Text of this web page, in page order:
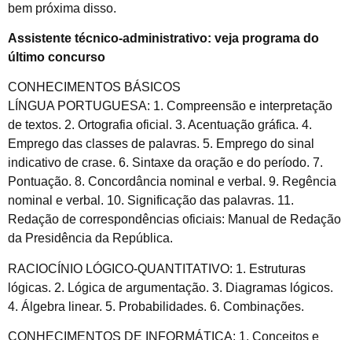
bem próxima disso.
Assistente técnico-administrativo: veja programa do
último concurso
CONHECIMENTOS BÁSICOS
LÍNGUA PORTUGUESA: 1. Compreensão e interpretação
de textos. 2. Ortografia oficial. 3. Acentuação gráfica. 4.
Emprego das classes de palavras. 5. Emprego do sinal
indicativo de crase. 6. Sintaxe da oração e do período. 7.
Pontuação. 8. Concordância nominal e verbal. 9. Regência
nominal e verbal. 10. Significação das palavras. 11.
Redação de correspondências oficiais: Manual de Redação
da Presidência da República.
RACIOCÍNIO LÓGICO-QUANTITATIVO: 1. Estruturas
lógicas. 2. Lógica de argumentação. 3. Diagramas lógicos.
4. Álgebra linear. 5. Probabilidades. 6. Combinações.
CONHECIMENTOS DE INFORMÁTICA: 1. Conceitos e